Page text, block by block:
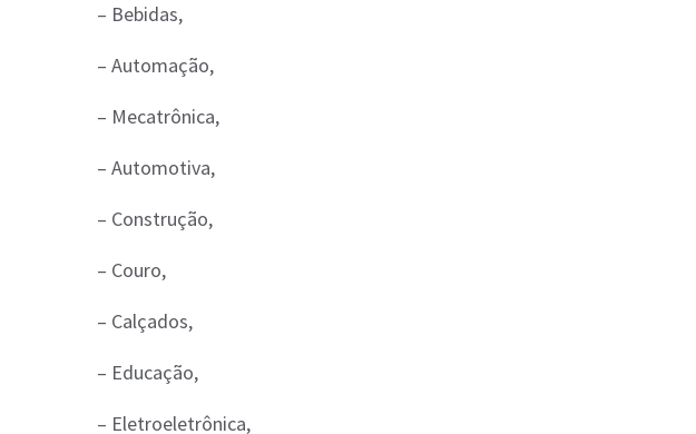
– Bebidas,
– Automação,
– Mecatrônica,
– Automotiva,
– Construção,
– Couro,
– Calçados,
– Educação,
– Eletroeletrônica,